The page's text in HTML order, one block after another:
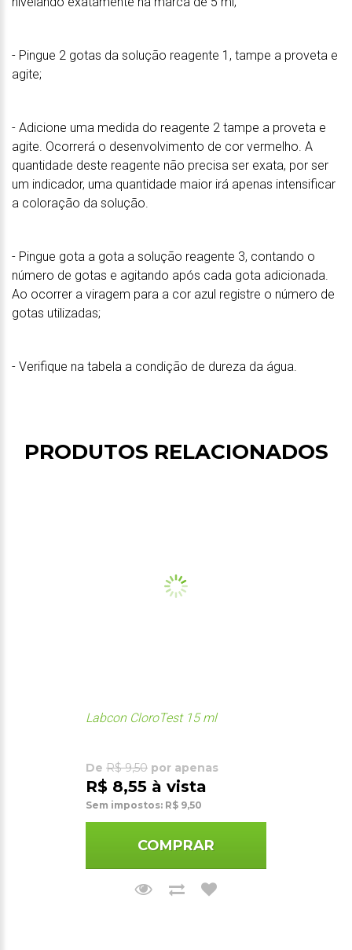
- Pingue 2 gotas da solução reagente 1, tampe a proveta e
agite;
- Adicione uma medida do reagente 2 tampe a proveta e
agite. Ocorrerá o desenvolvimento de cor vermelho. A
quantidade deste reagente não precisa ser exata, por ser
um indicador, uma quantidade maior irá apenas intensificar
a coloração da solução.
- Pingue gota a gota a solução reagente 3, contando o
número de gotas e agitando após cada gota adicionada.
Ao ocorrer a viragem para a cor azul registre o número de
gotas utilizadas;
- Verifique na tabela a condição de dureza da água.
PRODUTOS RELACIONADOS
Labcon CloroTest 15 ml
De R$ 9,50 por apenas
R$ 8,55 à vista
Sem impostos: R$ 9,50
COMPRAR